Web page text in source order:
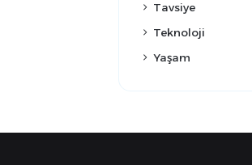
Tavsiye
Teknoloji
Yaşam